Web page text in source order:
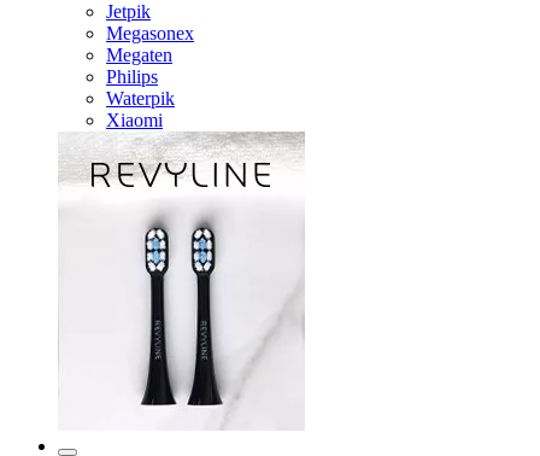
Jetpik
Megasonex
Megaten
Philips
Waterpik
Xiaomi